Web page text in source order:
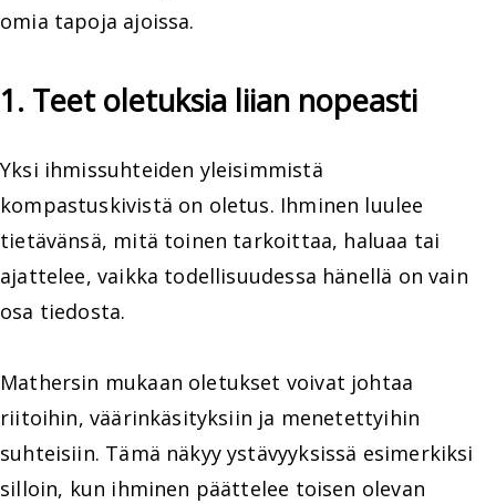
omia tapoja ajoissa.
1. Teet oletuksia liian nopeasti
Yksi ihmissuhteiden yleisimmistä
kompastuskivistä on oletus. Ihminen luulee
tietävänsä, mitä toinen tarkoittaa, haluaa tai
ajattelee, vaikka todellisuudessa hänellä on vain
osa tiedosta.
Mathersin mukaan oletukset voivat johtaa
riitoihin, väärinkäsityksiin ja menetettyihin
suhteisiin. Tämä näkyy ystävyyksissä esimerkiksi
silloin, kun ihminen päättelee toisen olevan